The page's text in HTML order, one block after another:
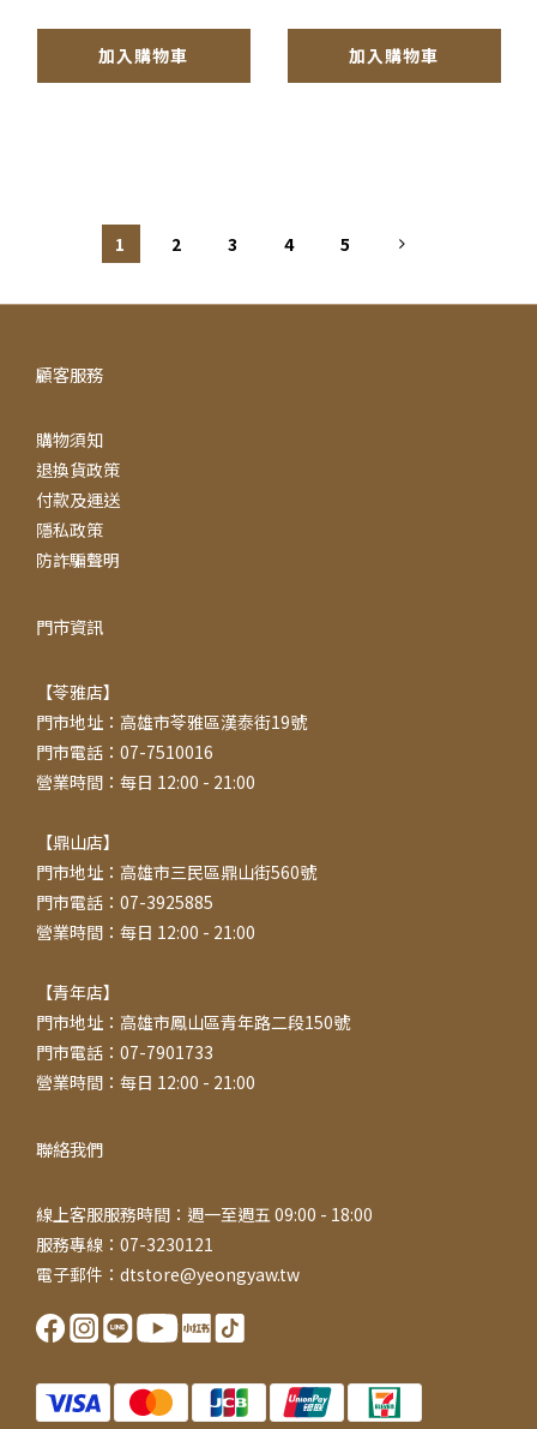
加入購物車 加入購物車
1 2 3 4 5
顧客服務
購物須知
退換貨政策
付款及運送
隱私政策
防詐騙聲明
門市資訊
【苓雅店】
門市地址：高雄市苓雅區漢泰街19號
門市電話：07-7510016
營業時間：每日 12:00 - 21:00
【鼎山店】
門市地址：高雄市三民區鼎山街560號
門市電話：07-3925885
營業時間：每日 12:00 - 21:00
【青年店】
門市地址：高雄市鳳山區青年路二段150號
門市電話：07-7901733
營業時間：每日 12:00 - 21:00
聯絡我們
線上客服服務時間：週一至週五 09:00 - 18:00
服務專線：07-3230121
電子郵件：dtstore@yeongyaw.tw